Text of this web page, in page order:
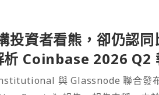
投資者看熊，卻仍認同
析 Coinbase 2026 Q2
與 Glassnode 聯合發